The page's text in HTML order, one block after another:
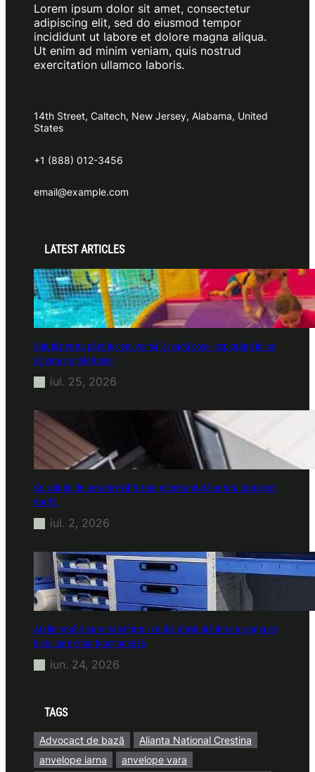
Lorem ipsum dolor sit amet, consectetur
adipiscing elit, sed do eiusmod tempor
incididunt ut labore et dolore magna aliqua.
Ut enim ad minim veniam, quis nostrud
exercitation ullamco laboris.
14th Street, Caltech, New Jersey, Alabama, United
States
+1 (888) 012-3456
email@example.com
LATEST ARTICLES
Soluții pentru părinții care vor să își vadă copiii explorând în loc
să stea pe telefoane
iul. 25, 2026
Ce soluție de urmărire GPS este recomandată pentru transport
marfă
iul. 2, 2026
Atelier mobil: cum transformi o dubă obișnuită într-un spațiu de
lucru care chiar funcționează
iun. 24, 2026
TAGS
Advocact de bază
Alianta National Crestina
anvelope iarna
anvelope vara